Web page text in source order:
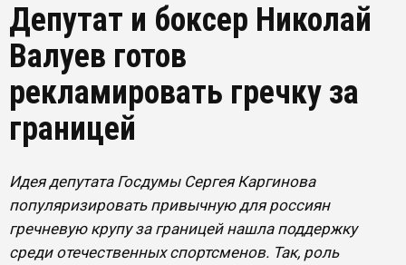
Депутат и боксер Николай
Валуев готов
рекламировать гречку за
границей
Идея депутата Госдумы Сергея Каргинова
популяризировать привычную для россиян
гречневую крупу за границей нашла поддержку
среди отечественных спортсменов. Так, роль